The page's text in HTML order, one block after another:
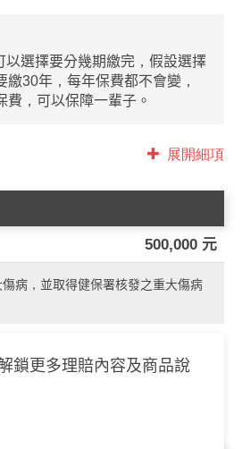
以選擇要分幾期繳完，假設選擇
繳30年，每年保費都不會變，
費，可以保障一輩子。
展開細項
500,000 元
病，並取得健保署核發之重大傷病
鎖更多理賠內容及商品說